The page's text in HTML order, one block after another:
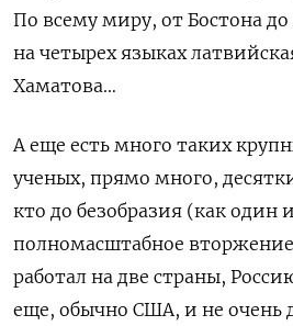
По всему миру, от Бостона
на четырех языках
Хаматова…
А еще есть много таких
ученых, прямо много,
кто до безобразия (как один
полномасштабное
работал на две страны,
еще, обычно США, и не очень